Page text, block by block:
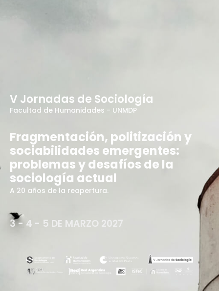
V Jornadas de Sociología
Facultad de Humanidades - UNMDP
Fragmentación, politización y
sociabilidades emergentes:
problemas y desafíos de la
sociología actual
A 20 años de la reapertura.
3 - 4 - 5 DE MARZO 2027